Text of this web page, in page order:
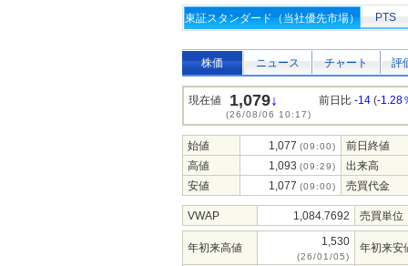
東証スタンダード（当社優先市場） PTS
株価 ニュース チャート 評
現在値 1,079↓
(26/08/06 10:17)
前日比 -14 (-1.28
始値 1,077 (09:00)
前日終値
高値
1,093 (09:29)
出来高
安値
1,077 (09:00) 売買代金
VWAP 1,084.7692 売買単位
年初来高値 1,530
(26/01/05)
年初来安